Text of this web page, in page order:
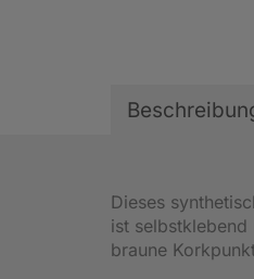
Dieses
ist
braune